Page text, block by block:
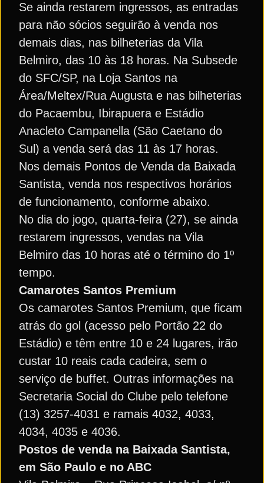
Se ainda restarem ingressos, as entradas
para não sócios seguirão à venda nos
demais dias, nas bilheterias da Vila
Belmiro, das 10 às 18 horas. Na Subsede
do SFC/SP, na Loja Santos na
Área/Meltex/Rua Augusta e nas bilheterias
do Pacaembu, Ibirapuera e Estádio
Anacleto Campanella (São Caetano do
Sul) a venda será das 11 às 17 horas.
Nos demais Pontos de Venda da Baixada
Santista, venda nos respectivos horários
de funcionamento, conforme abaixo.
No dia do jogo, quarta-feira (27), se ainda
restarem ingressos, vendas na Vila
Belmiro das 10 horas até o término do 1º
tempo.
Camarotes Santos Premium
Os camarotes Santos Premium, que ficam
atrás do gol (acesso pelo Portão 22 do
Estádio) e têm entre 10 e 24 lugares, irão
custar 10 reais cada cadeira, sem o
serviço de buffet. Outras informações na
Secretaria Social do Clube pelo telefone
(13) 3257-4031 e ramais 4032, 4033,
4034, 4035 e 4036.
Postos de venda na Baixada Santista,
em São Paulo e no ABC